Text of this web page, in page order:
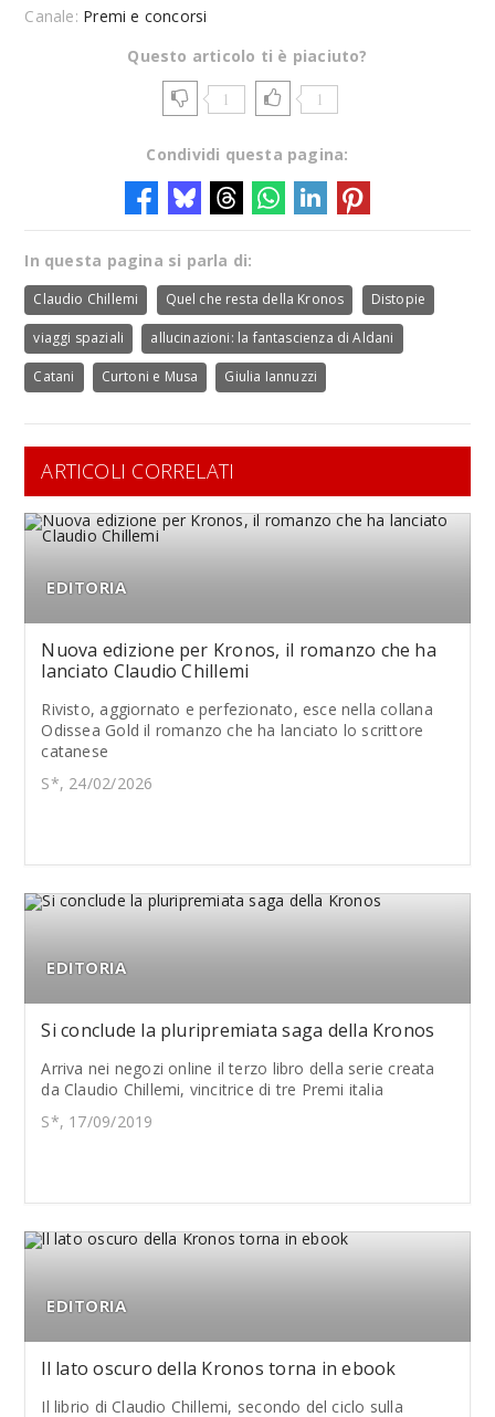
Canale: Premi e concorsi
Questo articolo ti è piaciuto?
1 1
Condividi questa pagina:
In questa pagina si parla di:
Claudio Chillemi Quel che resta della Kronos Distopie
viaggi spaziali allucinazioni: la fantascienza di Aldani
Catani Curtoni e Musa Giulia Iannuzzi
ARTICOLI CORRELATI
EDITORIA
Nuova edizione per Kronos, il romanzo che ha
lanciato Claudio Chillemi
Rivisto, aggiornato e perfezionato, esce nella collana
Odissea Gold il romanzo che ha lanciato lo scrittore
catanese
S*, 24/02/2026
EDITORIA
Si conclude la pluripremiata saga della Kronos
Arriva nei negozi online il terzo libro della serie creata
da Claudio Chillemi, vincitrice di tre Premi italia
S*, 17/09/2019
EDITORIA
ll lato oscuro della Kronos torna in ebook
Il librio di Claudio Chillemi, secondo del ciclo sulla